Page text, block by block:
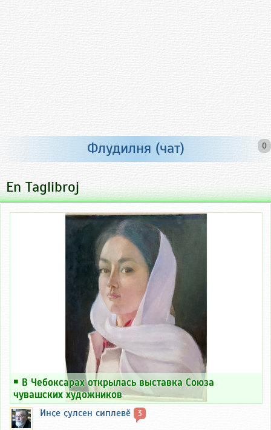
0
Флудилня (чат)
En Taglibroj
￭ В Чебоксарах открылась выставка Союза
чувашских художников
Инҫе ҫулсен сиплевӗ 3